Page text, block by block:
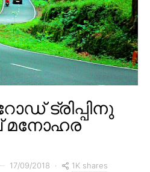
ട്രിപ്പിനു
മനോഹര
17/09/2018 1K shares